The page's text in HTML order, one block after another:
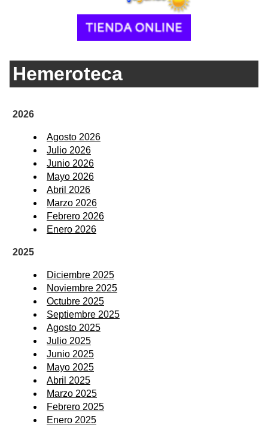
Hemeroteca
2026
Agosto 2026
Julio 2026
Junio 2026
Mayo 2026
Abril 2026
Marzo 2026
Febrero 2026
Enero 2026
2025
Diciembre 2025
Noviembre 2025
Octubre 2025
Septiembre 2025
Agosto 2025
Julio 2025
Junio 2025
Mayo 2025
Abril 2025
Marzo 2025
Febrero 2025
Enero 2025